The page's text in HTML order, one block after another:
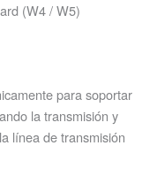
(W4 / W5)
para soportar
la transmisión y
línea de transmisión